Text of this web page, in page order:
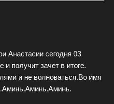
Анастасии сегодня 03
и получит зачет в итоге.
и не волноваться.Во имя